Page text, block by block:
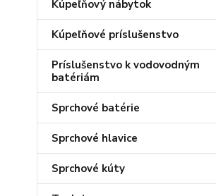
Kúpeľňový nábytok
Kúpeľňové príslušenstvo
Príslušenstvo k vodovodným
batériám
Sprchové batérie
Sprchové hlavice
Sprchové kúty